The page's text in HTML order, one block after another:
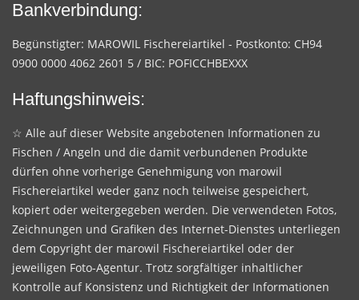
Bankverbindung:
Begünstigter: MAROWIL Fischereiartikel - Postkonto: CH94
0900 0000 4062 2601 5 / BIC: POFICCHBEXXX
Haftungshinweis:
☆ Alle auf dieser Website angebotenen Informationen zu
Fischen / Angeln und die damit verbundenen Produkte
dürfen ohne vorherige Genehmigung von marowil
Fischereiartikel weder ganz noch teilweise gespeichert,
kopiert oder weitergegeben werden. Die verwendeten Fotos,
Zeichnungen und Grafiken des Internet-Dienstes unterliegen
dem Copyright der marowil Fischereiartikel oder der
jeweiligen Foto-Agentur. Trotz sorgfältiger inhaltlicher
Kontrolle auf Konsistenz und Richtigkeit der Informationen